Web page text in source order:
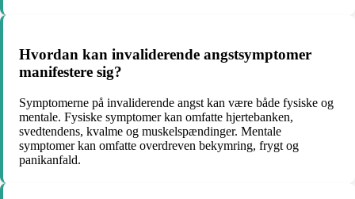
Hvordan kan invaliderende angstsymptomer
manifestere sig?
Symptomerne på invaliderende angst kan være både fysiske og
mentale. Fysiske symptomer kan omfatte hjertebanken,
svedtendens, kvalme og muskelspændinger. Mentale
symptomer kan omfatte overdreven bekymring, frygt og
panikanfald.